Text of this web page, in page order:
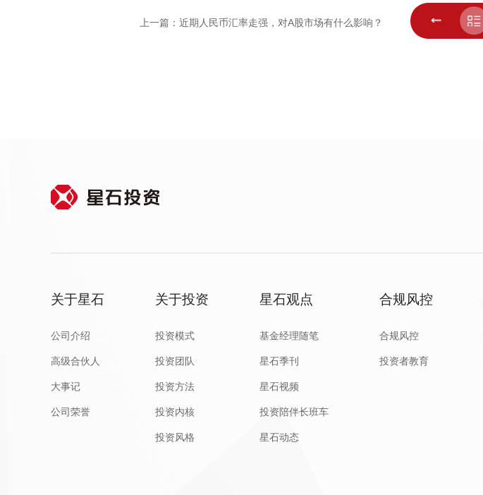
上一篇：近期人民币汇率走强，对A股市场有什么影响？
关于星石
公司介绍
高级合伙人
大事记
公司荣誉
关于投资
投资模式
投资团队
投资方法
投资内核
投资风格
星石观点
基金经理随笔
星石季刊
星石视频
投资陪伴长班车
星石动态
合规风控
合规风控
投资者教育